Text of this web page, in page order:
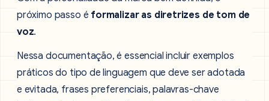
próximo passo é formalizar as diretrizes de tom de
voz.
Nessa documentação, é essencial incluir exemplos
práticos do tipo de linguagem que deve ser adotada
e evitada, frases preferenciais, palavras-chave